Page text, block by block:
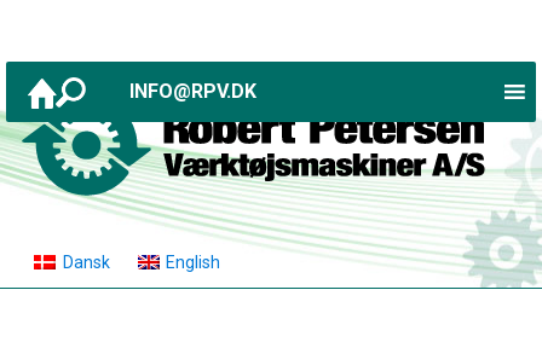
Dansk English
INFO@RPV.DK